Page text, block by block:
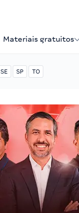
Materiais gratuitos
SE SP TO